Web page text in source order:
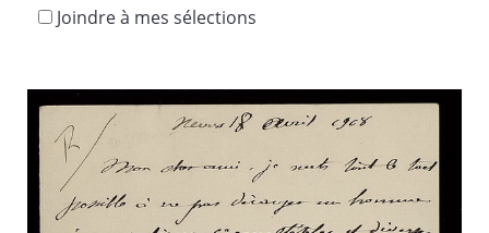
Joindre à mes sélections